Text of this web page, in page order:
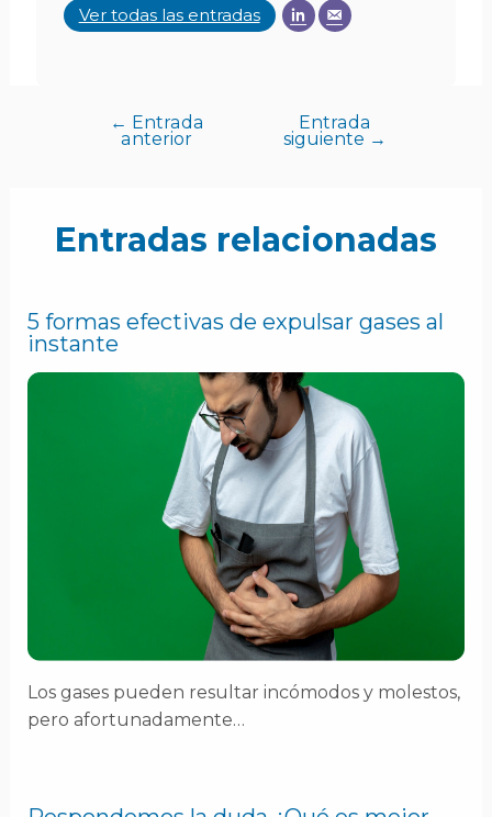
Ver todas las entradas
← Entrada
anterior
Entrada
siguiente →
Entradas relacionadas
5 formas efectivas de expulsar gases al
instante
Los gases pueden resultar incómodos y molestos,
pero afortunadamente…